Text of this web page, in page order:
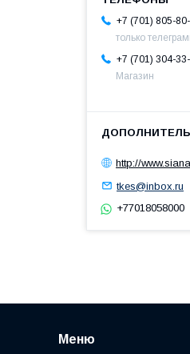
+7 (701) 805-
только
+7 (701) 304-
Магазин
http://
tkes@inbox.ru
+77018058000
Меню